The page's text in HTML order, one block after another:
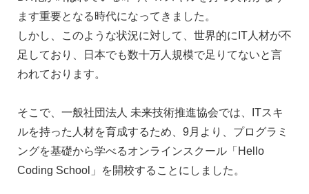
ます重要となる時代になってきました。
しかし、このような状況に対して、世界的にIT人材が不
足しており、日本でも数十万人規模で足りてないと言
われております。
そこで、一般社団法人 未来技術推進協会では、ITスキ
ルを持った人材を育成するため、9月より、プログラミ
ングを基礎から学べるオンラインスクール「Hello
Coding School」を開校することにしました。